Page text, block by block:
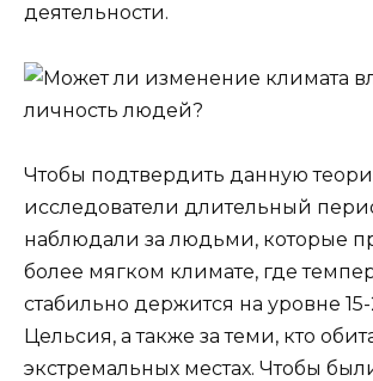
деятельности.
Чтобы подтвердить данную
исследователи длительный
наблюдали за людьми, которые
более мягком климате, где
стабильно держится на уровне
Цельсия, а также за теми, кто
экстремальных местах. Чтобы